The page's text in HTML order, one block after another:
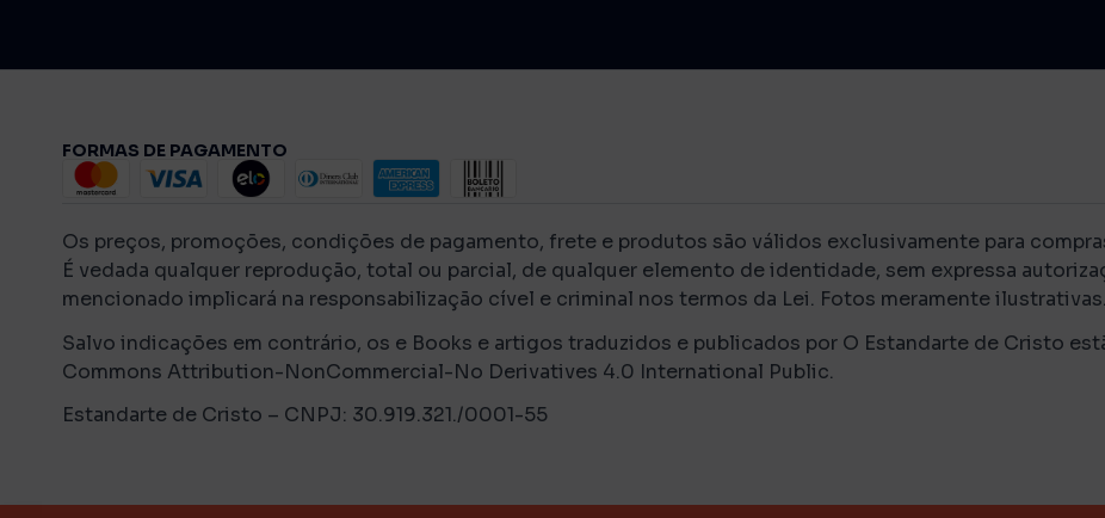
FORMAS DE PAGAMENTO
Os preços, promoções, condições de pagamento, frete e produtos são válidos exclusivamente para
É vedada qualquer reprodução, total ou parcial, de qualquer elemento de identidade, sem expressa
mencionado implicará na responsabilização cível e criminal nos termos da Lei. Fotos meramente ilustrativas.
Salvo indicações em contrário, os e Books e artigos traduzidos e publicados por O Estandarte de Cristo
Commons Attribution-NonCommercial-No Derivatives 4.0 International Public.
Estandarte de Cristo – CNPJ: 30.919.321./0001-55